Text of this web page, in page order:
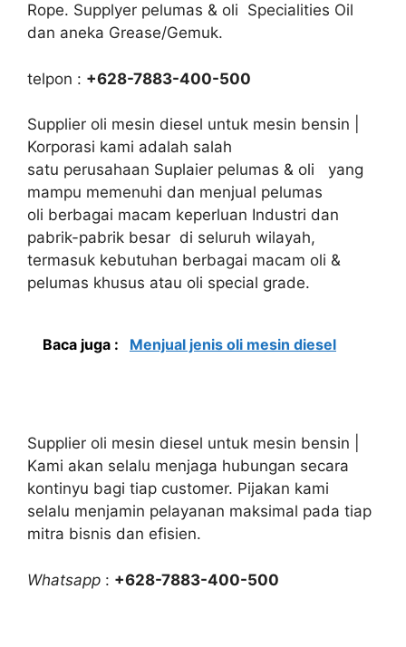
Rope. Supplyer pelumas & oli Specialities Oil
dan aneka Grease/Gemuk.
telpon : +628-7883-400-500
Supplier oli mesin diesel untuk mesin bensin |
Korporasi kami adalah salah
satu perusahaan Suplaier pelumas & oli yang
mampu memenuhi dan menjual pelumas
oli berbagai macam keperluan Industri dan
pabrik-pabrik besar di seluruh wilayah,
termasuk kebutuhan berbagai macam oli &
pelumas khusus atau oli special grade.
Baca juga : Menjual jenis oli mesin diesel
Supplier oli mesin diesel untuk mesin bensin |
Kami akan selalu menjaga hubungan secara
kontinyu bagi tiap customer. Pijakan kami
selalu menjamin pelayanan maksimal pada tiap
mitra bisnis dan efisien.
Whatsapp : +628-7883-400-500